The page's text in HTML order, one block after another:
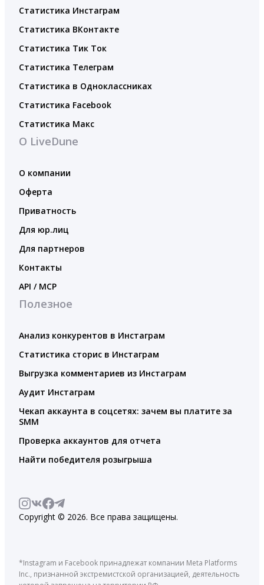
Статистика Инстаграм
Статистика ВКонтакте
Статистика Тик Ток
Статистика Телеграм
Статистика в Одноклассниках
Статистика Facebook
Статистика Макс
О LiveDune
О компании
Оферта
Приватность
Для юр.лиц
Для партнеров
Контакты
API / MCP
Полезное
Анализ конкурентов в Инстаграм
Статистика сторис в Инстаграм
Выгрузка комментариев из Инстаграм
Аудит Инстаграм
Чекап аккаунта в соцсетях: зачем вы платите за
SMM
Проверка аккаунтов для отчета
Найти победителя розыгрыша
Copyright © 2026. Все права защищены.
*Instagram и Facebook принадлежат компании Meta Platforms
Inc., признанной экстремистской организацией, деятельность